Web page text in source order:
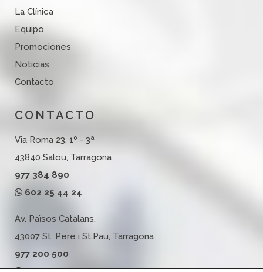
La Clínica
Equipo
Promociones
Noticias
Contacto
CONTACTO
Via Roma 23, 1º - 3ª
43840 Salou, Tarragona
977 384 890
602 25 44 24
Av. Països Catalans,
43007 St. Pere i St.Pau, Tarragona
977 200 500